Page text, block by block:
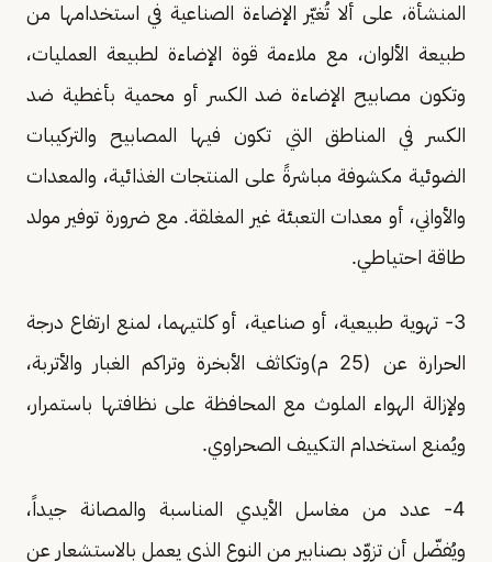
المنشأة، على ألا تُغيّر الإضاءة الصناعية في استخدامها من
طبيعة الألوان، مع ملاءمة قوة الإضاءة لطبيعة العمليات،
وتكون مصابيح الإضاءة ضد الكسر أو محمية بأغطية ضد
الكسر في المناطق التي تكون فيها المصابيح والتركيبات
الضوئية مكشوفة مباشرةً على المنتجات الغذائية، والمعدات
والأواني، أو معدات التعبئة غير المغلقة. مع ضرورة توفير مولد
طاقة احتياطي.
3- تهوية طبيعية، أو صناعية، أو كلتيهما، لمنع ارتفاع درجة
الحرارة عن (25 م)وتكاثف الأبخرة وتراكم الغبار والأتربة،
ولإزالة الهواء الملوث مع المحافظة على نظافتها باستمرار،
ويُمنع استخدام التكييف الصحراوي.
4- عدد من مغاسل الأيدي المناسبة والمصانة جيداً،
ويُفضّل أن تزوّد بصنابير من النوع الذي يعمل بالاستشعار عن